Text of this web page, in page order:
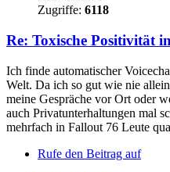
Zugriffe: 6118
Re: Toxische Positivität
Ich finde automatischer
Welt. Da ich so gut wie nie
meine Gespräche vor Ort oder
auch Privatunterhaltungen mal
mehrfach in Fallout 76 Leute
Rufe den Beitrag auf